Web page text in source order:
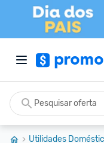
Utilidades